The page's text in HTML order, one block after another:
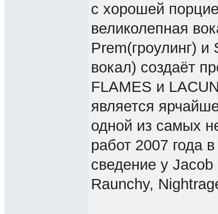
с хорошей
великолепная
Prem(гроулинг)
вокал) создаёт
FLAMES и
является
одной из самых
работ 2007 года
сведение у
Raunchy,